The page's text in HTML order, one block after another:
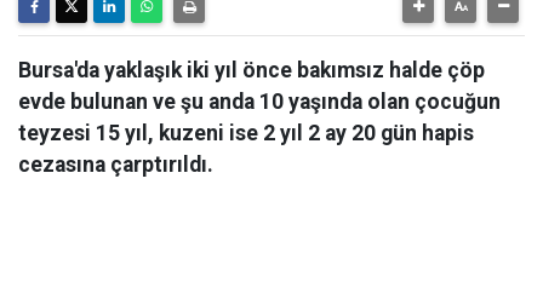
Bursa'da yaklaşık iki yıl önce bakımsız halde çöp
evde bulunan ve şu anda 10 yaşında olan çocuğun
teyzesi 15 yıl, kuzeni ise 2 yıl 2 ay 20 gün hapis
cezasına çarptırıldı.